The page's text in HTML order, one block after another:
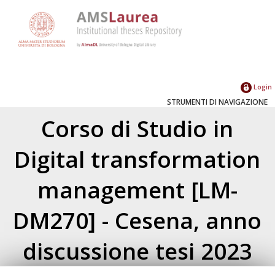
Login
STRUMENTI DI NAVIGAZIONE
Corso di Studio in
Digital transformation
management [LM-
DM270] - Cesena, anno
discussione tesi 2023